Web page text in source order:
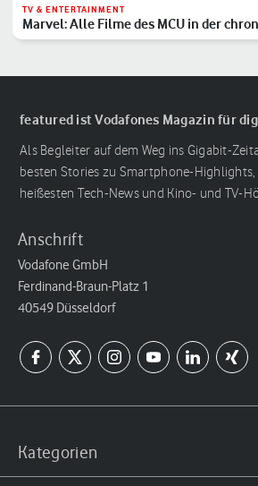
TV & ENTERTAINMENT
Marvel: Alle Filme des MCU in der
Reihenfolge
featured ist Vodafones Magazin für
Als Begleiter auf dem Weg ins Gigabit-
besten Stories zu Smartphone-Highlights,
heißesten Tech-News und Kino- und TV-
Anschrift
Vodafone GmbH
Ferdinand-Braun-Platz 1
40549 Düsseldorf
Kategorien